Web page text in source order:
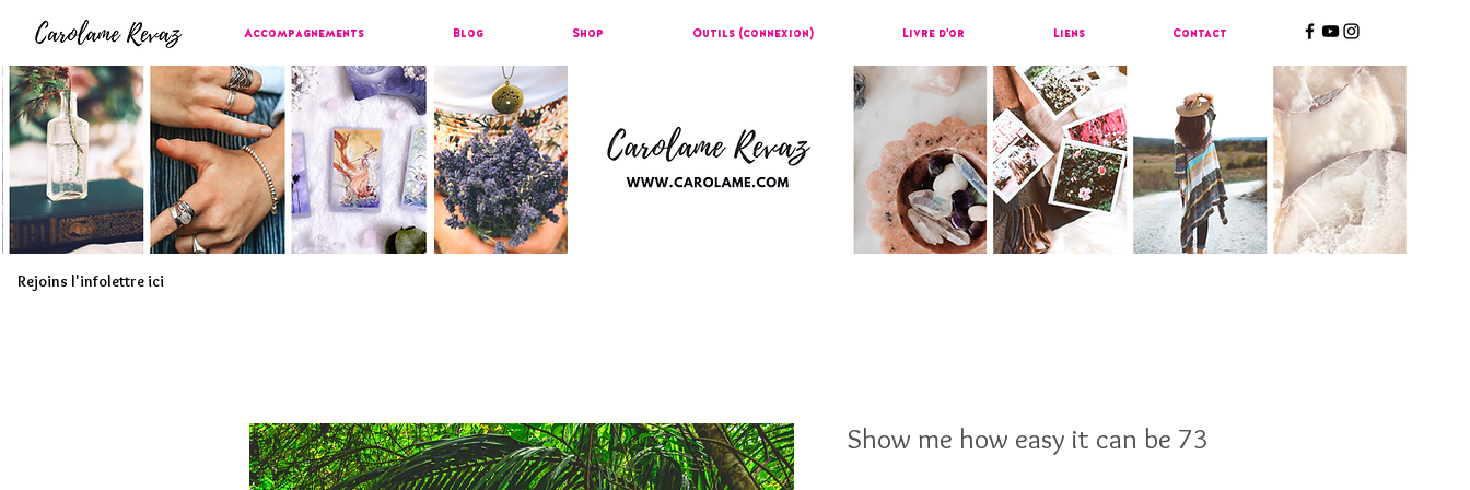
Accompagnements Blog Shop Outils (connexion) Livre d'or Liens Contact
Show me how easy it can be 73
Rejoins l'infolettre ici